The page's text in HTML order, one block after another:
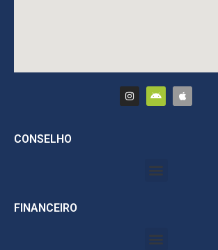
CONSELHO
FINANCEIRO